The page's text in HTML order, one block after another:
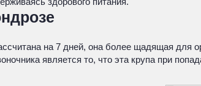
на 7 дней, она более щадящая для
является то, что эта крупа при